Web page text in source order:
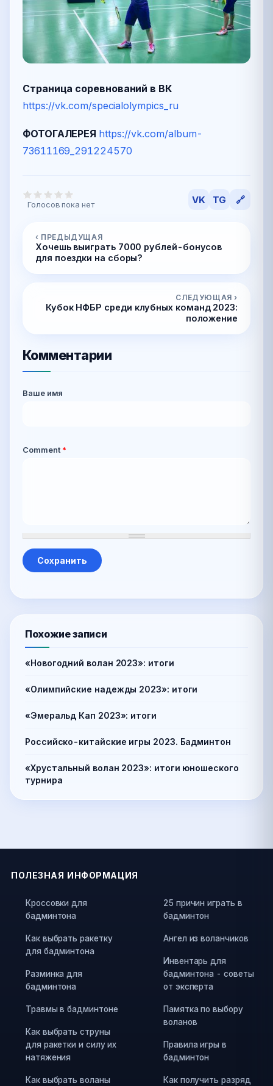
Страница соревнований в ВК
https://vk.com/specialolympics_ru
ФОТОГАЛЕРЕЯ https://vk.com/album-
73611169_291224570
Голосов пока нет VK TG 🔗
‹ ПРЕДЫДУЩАЯ
Хочешь выиграть 7000 рублей-бонусов
для поездки на сборы?
СЛЕДУЮЩАЯ ›
Кубок НФБР среди клубных команд 2023:
положение
Комментарии
Ваше имя
Comment *
Похожие записи
«Новогодний волан 2023»: итоги
«Олимпийские надежды 2023»: итоги
«Эмеральд Кап 2023»: итоги
Российско-китайские игры 2023. Бадминтон
«Хрустальный волан 2023»: итоги юношеского
турнира
ПОЛЕЗНАЯ ИНФОРМАЦИЯ
Кроссовки для
бадминтона
Как выбрать ракетку
для бадминтона
Разминка для
бадминтона
Травмы в бадминтоне
Как выбрать струны
для ракетки и силу их
натяжения
Как выбрать воланы
25 причин играть в
бадминтон
Ангел из воланчиков
Инвентарь для
бадминтона - советы
от эксперта
Памятка по выбору
воланов
Правила игры в
бадминтон
Как получить разряд